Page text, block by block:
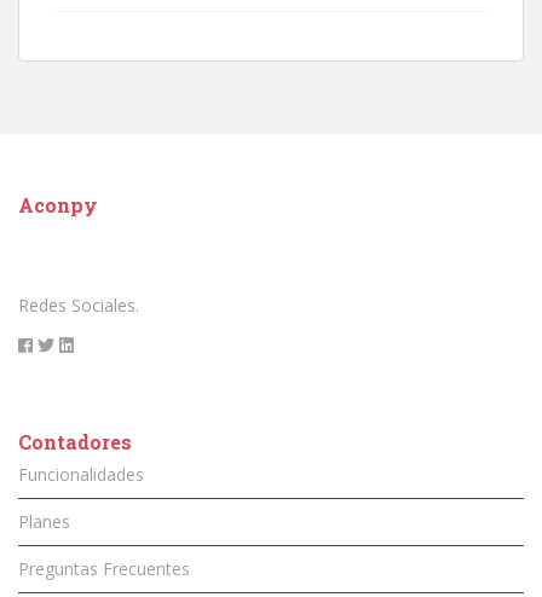
Aconpy
Redes Sociales.
Contadores
Funcionalidades
Planes
Preguntas Frecuentes